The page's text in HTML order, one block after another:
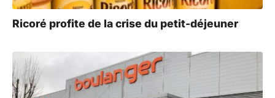
Ricoré profite de la crise du petit-déjeuner